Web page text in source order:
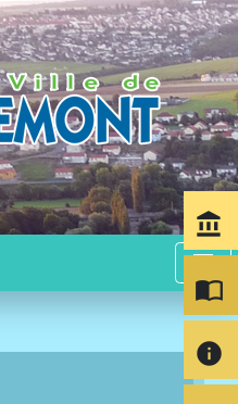
menu
account_balance
import_contacts
info